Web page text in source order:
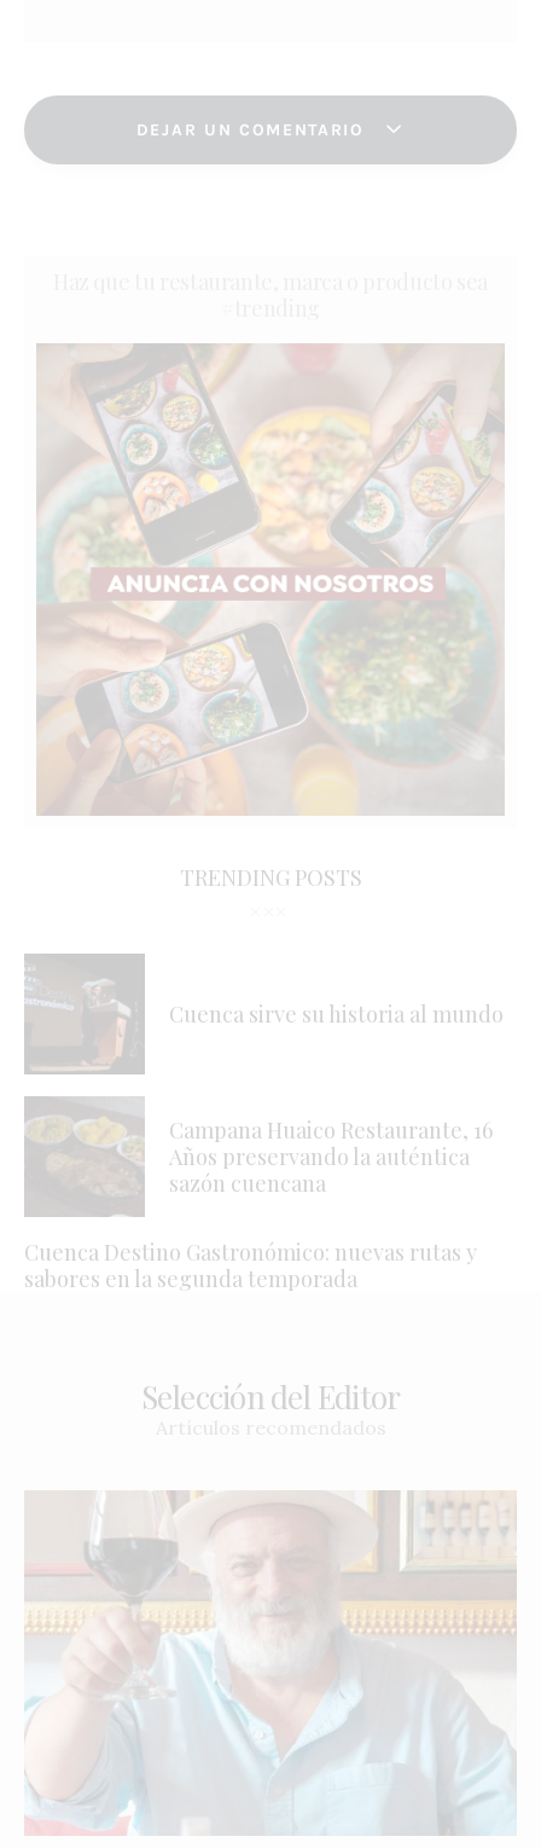
DEJAR UN COMENTARIO
TRENDING POSTS
Cuenca sirve su historia al mundo
Campana Huaico Restaurante, 16
Años preservando la auténtica
sazón cuencana
Cuenca Destino Gastronómico: nuevas rutas y
sabores en la segunda temporada
Selección del Editor
Artículos recomendados